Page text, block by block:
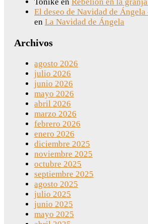
El deseo de Navidad de
en La Navidad de Ángela
Archivos
agosto 2026
julio 2026
junio 2026
mayo 2026
abril 2026
marzo 2026
febrero 2026
enero 2026
diciembre 2025
noviembre 2025
octubre 2025
septiembre 2025
agosto 2025
julio 2025
junio 2025
mayo 2025